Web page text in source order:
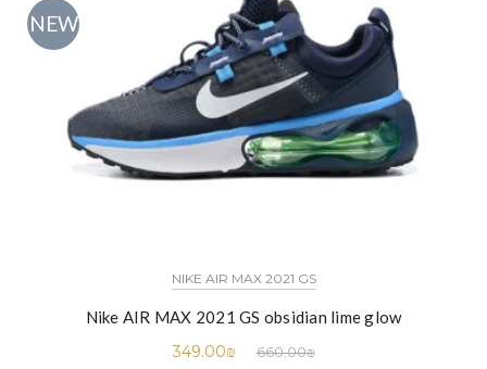
NEW
NIKE AIR MAX 2021 GS
Nike AIR MAX 2021 GS obsidian lime glow
660.00₪
349.00₪